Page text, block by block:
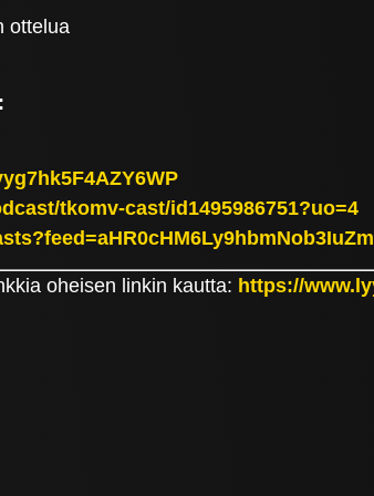
ottelua
tkomv-cast/id1495986751?uo=4
oheisen linkin kautta: https://